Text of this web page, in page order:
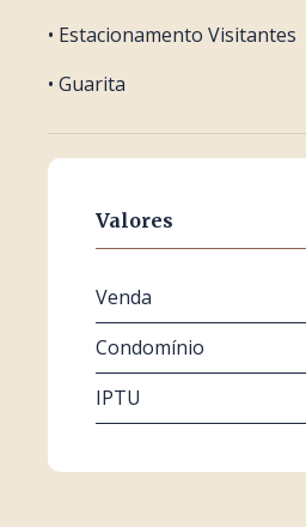
• Estacionamento Visitantes
• Guarita
Valores
Venda
Condomínio
IPTU